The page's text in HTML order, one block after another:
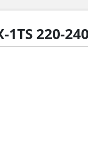
1TS 220-